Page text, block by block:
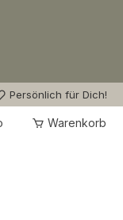
Persönlich für Dich!
auf dem Merkzettel
Warenkorb